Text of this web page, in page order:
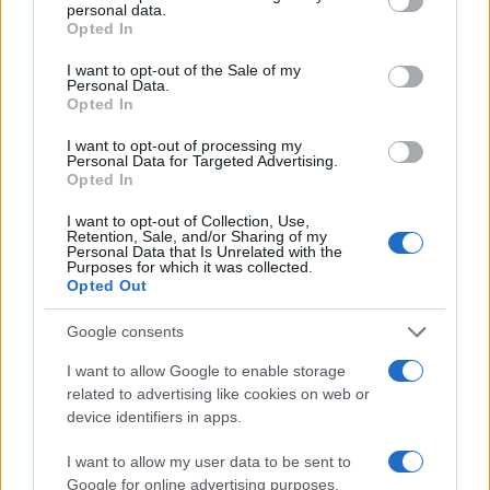
grant or deny consent to Google and its third-party tags to
use your data for below specified purposes in below Google
consent section.
personal data.
Opted In
I want to opt-out of the Sale of my
Personal Data.
Opted In
I want to opt-out of processing my
Personal Data for Targeted Advertising.
Opted In
I want to opt-out of Collection, Use,
Retention, Sale, and/or Sharing of my
Personal Data that Is Unrelated with the
Purposes for which it was collected.
Opted Out
Google consents
I want to allow Google to enable storage
related to advertising like cookies on web or
device identifiers in apps.
I want to allow my user data to be sent to
Google for online advertising purposes.
14:2816.12.16